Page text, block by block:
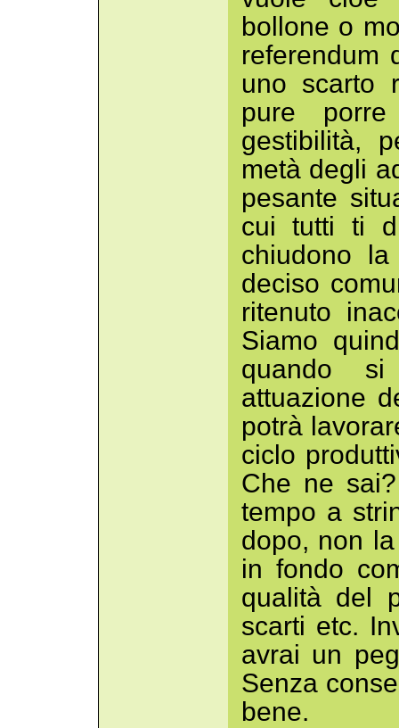
bollone o
referendum
uno scarto
pure
gestibilità,
metà degli
pesante
cui tutti ti
chiudono
deciso
ritenuto
Siamo
quando si
attuazione
potrà
ciclo
Che ne
tempo a
dopo, non
in fondo
qualità del
scarti etc.
avrai un
Senza
bene.